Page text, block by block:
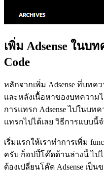
เพิ่ม Adsense ในบ
Code
หลักจากเพิ่ม Adsense ที่บท
และหลังเนื้อหาของบทความ
การแทรก Adsense ไปในบท
แทรกไปได้เลย วิธีการแบบนี้จ
เริ่มแรกให้เราทำการเพิ่ม
ครับ ก็อปปี้โค๊ดด้านล่างนี้ ไป
ต้องเปลี่ยนโค๊ด Adsense เป็